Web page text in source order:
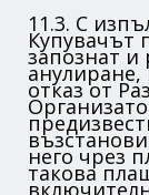
11.3. С
Купувачът
запознат
анулиране,
отказ от
него чрез
такова